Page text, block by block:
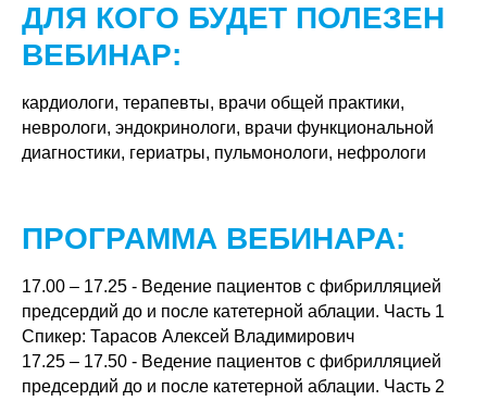
ДЛЯ КОГО БУДЕТ ПОЛЕЗЕН
ВЕБИНАР:
кардиологи, терапевты, врачи общей практики,
неврологи, эндокринологи, врачи функциональной
диагностики, гериатры, пульмонологи, нефрологи
ПРОГРАММА ВЕБИНАРА:
17.00 – 17.25 - Ведение пациентов с фибрилляцией
предсердий до и после катетерной аблации. Часть 1
Спикер: Тарасов Алексей Владимирович
17.25 – 17.50 - Ведение пациентов с фибрилляцией
предсердий до и после катетерной аблации. Часть 2